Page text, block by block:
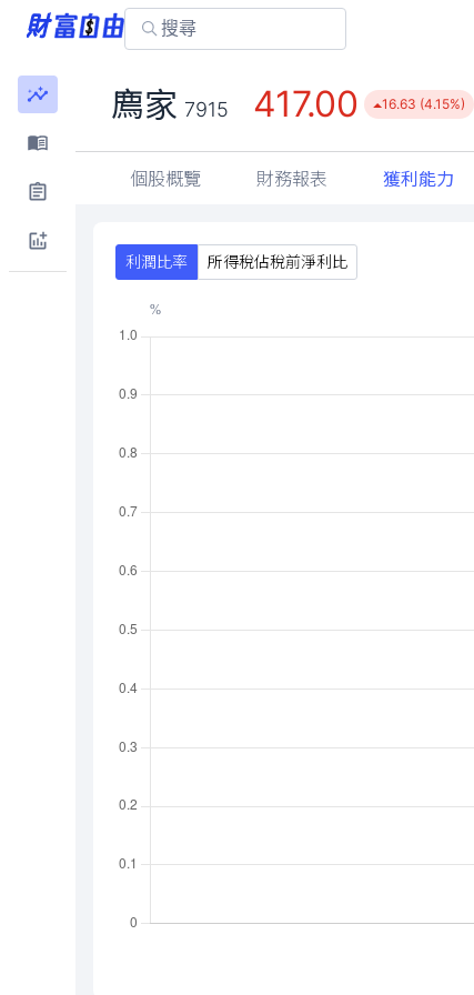
廌家 7915 417.00 16.63 (4.15%)
個股概覽 財務報表 獲利能力
利潤比率 所得稅佔稅前淨利比